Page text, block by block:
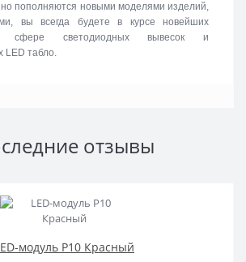
пополняются новыми моделями изделий,
вы всегда будете в курсе новейших
сфере светодиодных вывесок и
табло.
отзывы
модуль P10 Красный